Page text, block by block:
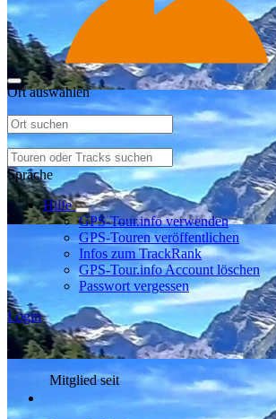
Ort auswählen
Sprache
Hilfe
GPS-Tour.info verwenden
GPS-Touren veröffentlichen
Infos zum TrackRank
GPS-Tour.info Account löschen
Passwort vergessen
Login
Mitglied seit